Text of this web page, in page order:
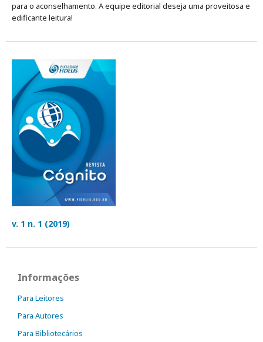
para o aconselhamento. A equipe editorial deseja uma proveitosa e
edificante leitura!
v. 1 n. 1 (2019)
Informações
Para Leitores
Para Autores
Para Bibliotecários